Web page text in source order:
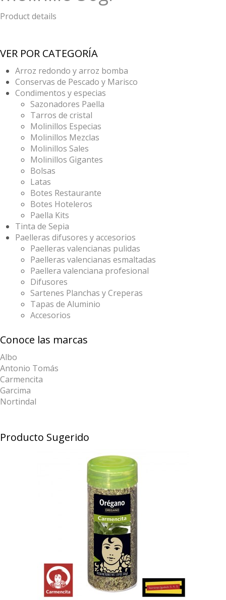
Product details
VER POR CATEGORÍA
Arroz redondo y arroz bomba
Conservas de Pescado y Marisco
Condimentos y especias
Sazonadores Paella
Tarros de cristal
Molinillos Especias
Molinillos Mezclas
Molinillos Sales
Molinillos Gigantes
Bolsas
Latas
Botes Restaurante
Botes Hoteleros
Paella Kits
Tinta de Sepia
Paelleras difusores y accesorios
Paelleras valencianas pulidas
Paelleras valencianas esmaltadas
Paellera valenciana profesional
Difusores
Sartenes Planchas y Creperas
Tapas de Aluminio
Accesorios
Conoce las marcas
Albo
Antonio Tomás
Carmencita
Garcima
Nortindal
Producto Sugerido